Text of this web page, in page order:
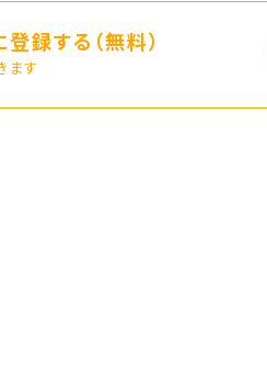
録する（無料）
ます